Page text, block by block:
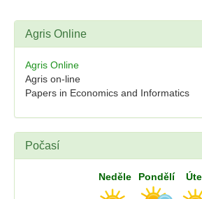
Agris Online
Agris Online
Agris on-line
Papers in Economics and Informatics
Počasí
Neděle Pondělí